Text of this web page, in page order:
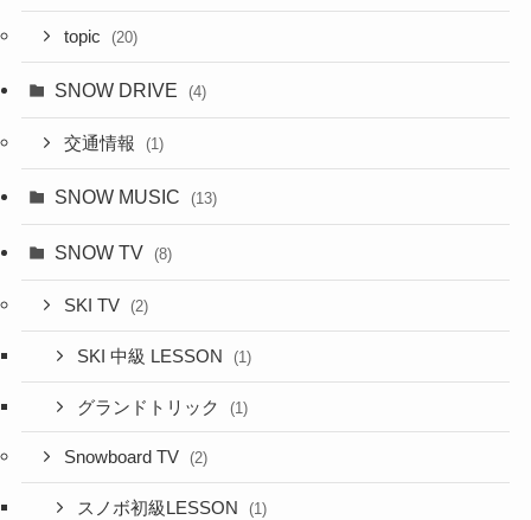
topic (20)
SNOW DRIVE (4)
交通情報 (1)
SNOW MUSIC (13)
SNOW TV (8)
SKI TV (2)
SKI 中級 LESSON (1)
グランドトリック (1)
Snowboard TV (2)
スノボ初級LESSON (1)